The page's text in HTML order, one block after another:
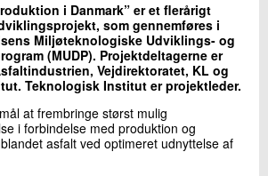
i Danmark” er et flerårigt
som gennemføres i
Miljøteknologiske Udviklings- og
(MUDP). Projektdeltagerne er
Vejdirektoratet, KL og
Teknologisk Institut er projektleder.
at frembringe størst mulig
i forbindelse med produktion og
asfalt ved optimeret udnyttelse af